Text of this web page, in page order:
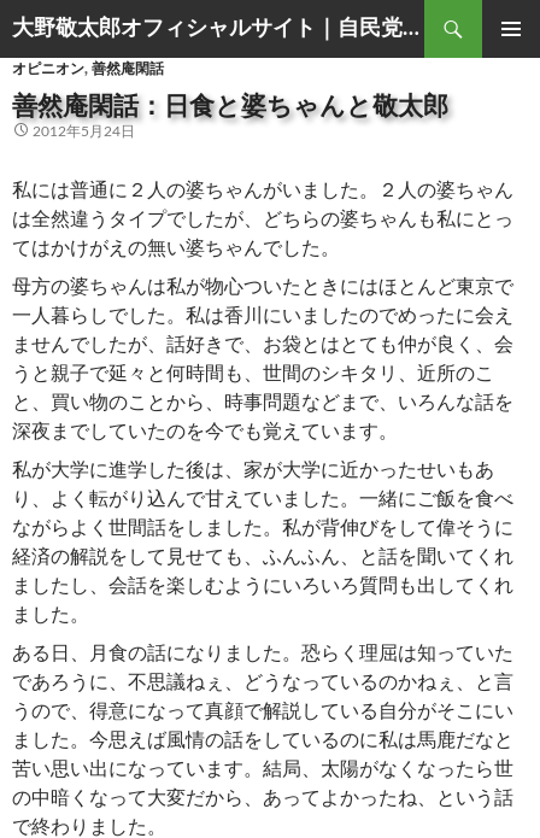
大野敬太郎オフィシャルサイト｜自民党香川３区衆議院議員
Search
TO
CONTENT
オピニオン, 善然庵閑話
善然庵閑話：日食と婆ちゃんと敬太郎
2012年5月24日
私には普通に２人の婆ちゃんがいました。２人の婆ちゃん
は全然違うタイプでしたが、どちらの婆ちゃんも私にとっ
てはかけがえの無い婆ちゃんでした。
母方の婆ちゃんは私が物心ついたときにはほとんど東京で
一人暮らしでした。私は香川にいましたのでめったに会え
ませんでしたが、話好きで、お袋とはとても仲が良く、会
うと親子で延々と何時間も、世間のシキタリ、近所のこ
と、買い物のことから、時事問題などまで、いろんな話を
深夜までしていたのを今でも覚えています。
私が大学に進学した後は、家が大学に近かったせいもあ
り、よく転がり込んで甘えていました。一緒にご飯を食べ
ながらよく世間話をしました。私が背伸びをして偉そうに
経済の解説をして見せても、ふんふん、と話を聞いてくれ
ましたし、会話を楽しむようにいろいろ質問も出してくれ
ました。
ある日、月食の話になりました。恐らく理屈は知っていた
であろうに、不思議ねぇ、どうなっているのかねぇ、と言
うので、得意になって真顔で解説している自分がそこにい
ました。今思えば風情の話をしているのに私は馬鹿だなと
苦い思い出になっています。結局、太陽がなくなったら世
の中暗くなって大変だから、あってよかったね、という話
で終わりました。